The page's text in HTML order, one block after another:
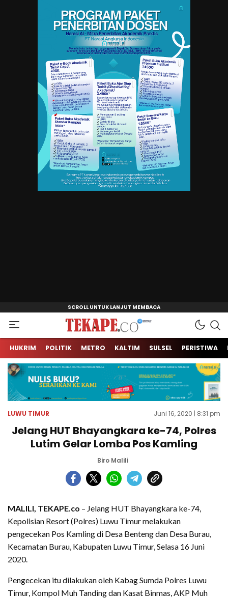
Tekape.co
Jendela Informasi Kita
HUKRIM POLITIK METRO KALTIM SULSEL PERISTIWA
LUWU TIMUR Juni 16, 2020 | 8:31 pm
Jelang HUT Bhayangkara ke-74, Polres
Lutim Gelar Lomba Pos Kamling
Biro Malili
MALILI, TEKAPE.co – Jelang HUT Bhayangkara ke-74,
Kepolisian Resort (Polres) Luwu Timur melakukan
pengecekan Pos Kamling di Desa Benteng dan Desa Burau,
Kecamatan Burau, Kabupaten Luwu Timur, Selasa 16 Juni
2020.
Pengecekan itu dilakukan oleh Kabag Sumda Polres Luwu
Timur, Kompol Muh Tanding dan Kasat Binmas, AKP Muh